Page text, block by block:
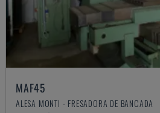
MAF45
ALESA MONTI - FRESADORA DE BANCADA